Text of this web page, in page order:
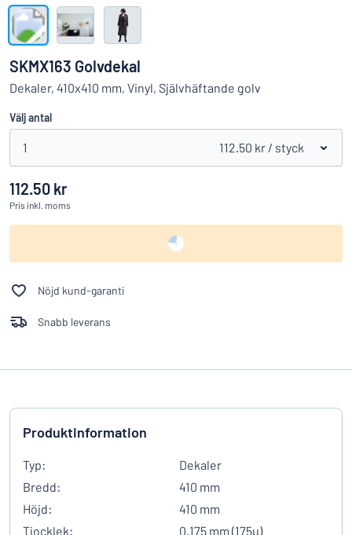
Hittar du inte det du söker? Börja designa din skylt
Visa alla kategorier
Logga
in
Kundservice
Privatperson
SKMX163 Golvdekal
Dekaler, 410x410 mm, Vinyl, Självhäftande golv
Välj antal
1 112.50 kr / styck
112.50 kr
Pris inkl. moms
Nöjd kund-garanti
Snabb leverans
Produktinformation
Typ:
Dekaler
Bredd:
410 mm
Höjd:
410 mm
Tjocklek:
0,175 mm (175µ)